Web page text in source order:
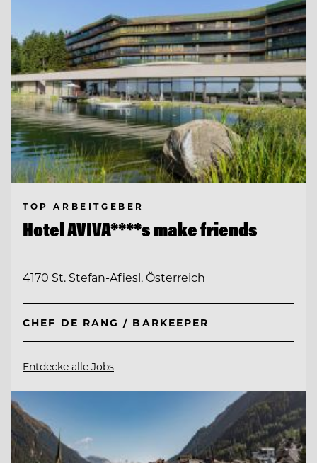
TOP ARBEITGEBER
Hotel AVIVA****s make friends
4170 St. Stefan-Afiesl, Österreich
CHEF DE RANG / BARKEEPER
Entdecke alle Jobs